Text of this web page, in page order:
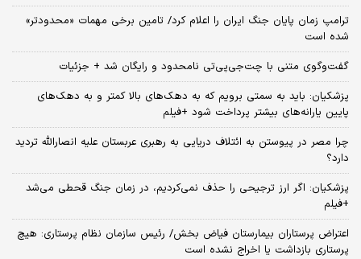
ترامپ زمان پایان جنگ ایران را اعلام کرد/ تامین برخی مهمات «محدودتر»
شده است
گفت‌وگوی متنی با چت‌جی‌پی‌تی نامحدود و رایگان شد + جزئیات
پزشکیان: باید به سمتی برویم که به دهک‌های بالا کمتر و به دهک‌های
پایین یارانه‌های بیشتر پرداخت شود +فیلم
چرا مصر در پیوستن به ائتلاف دریایی به رهبری عربستان علیه انصارالله تردید
دارد؟
پزشکیان: اگر ارز ترجیحی را حذف نمی‌کردیم، در زمان جنگ قحطی می‌شد
+فیلم
اعتراض پرستاران بیمارستان فیاض بخش/ رئیس سازمان نظام پرستاری: هیچ
پرستاری بازداشت یا اخراج نشده است